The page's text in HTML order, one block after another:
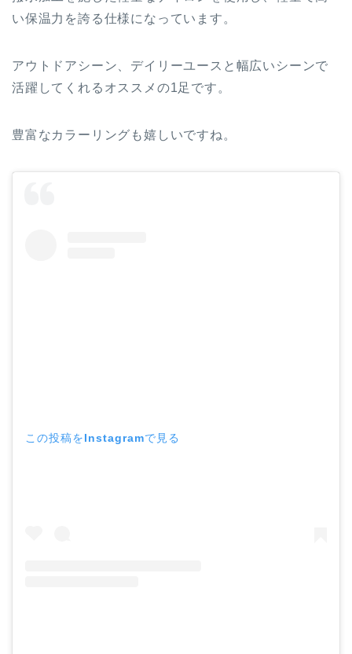
い保温力を誇る仕様になっています。
アウトドアシーン、デイリーユースと幅広いシーンで
活躍してくれるオススメの1足です。
豊富なカラーリングも嬉しいですね。
この投稿をInstagramで見る